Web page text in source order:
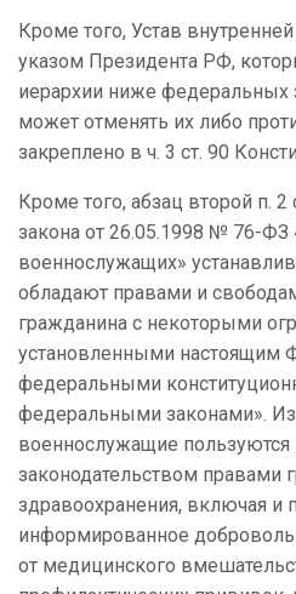
Кроме того, Устав
указом Президента РФ,
иерархии ниже федеральных
может отменять их либо
закреплено в ч. 3 ст. 90
Кроме того, абзац второй п.
закона от 26.05.1998 № 76-ФЗ
военнослужащих»
обладают правами и
гражданина с некоторыми
установленными настоящим
федеральными
федеральными законами». Из
военнослужащие
законодательством правами
здравоохранения, включая и
информированное
от медицинского